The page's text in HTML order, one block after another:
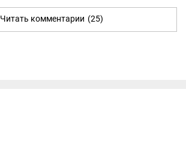
Читать комментарии (25)